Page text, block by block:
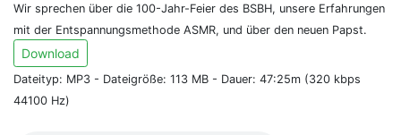
Wir sprechen über die 100-Jahr-Feier des BSBH, unsere Erfahrungen
mit der Entspannungsmethode ASMR, und über den neuen Papst.
Download
Dateityp: MP3 - Dateigröße: 113 MB - Dauer: 47:25m (320 kbps
44100 Hz)